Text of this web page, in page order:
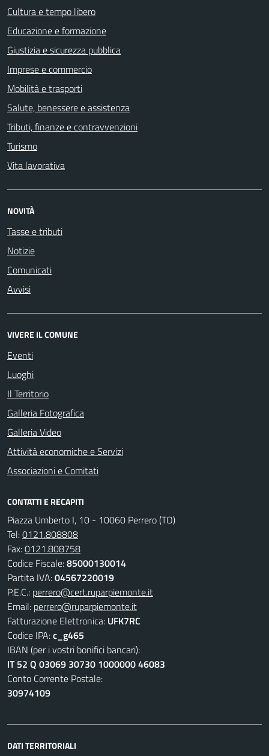
Cultura e tempo libero
Educazione e formazione
Giustizia e sicurezza pubblica
Imprese e commercio
Mobilità e trasporti
Salute, benessere e assistenza
Tributi, finanze e contravvenzioni
Turismo
Vita lavorativa
NOVITÀ
Tasse e tributi
Notizie
Comunicati
Avvisi
VIVERE IL COMUNE
Eventi
Luoghi
Il Territorio
Galleria Fotografica
Galleria Video
Attività economiche e Servizi
Associazioni e Comitati
CONTATTI E RECAPITI
Piazza Umberto I, 10 - 10060 Perrero (TO)
Tel:0121.808808
Fax:0121.808758
Codice Fiscale:85000130014
Partita IVA:04567220019
P.E.C.: perrero@cert.ruparpiemonte.it
Email: perrero@ruparpiemonte.it
Fatturazione Elettronica: UFK7RC
Codice IPA:c_g465
IBAN (per i vostri bonifici bancari):
IT 52 Q 03069 30730 1000000 46083
Conto Corrente Postale:
30974109
DATI TERRITORIALI